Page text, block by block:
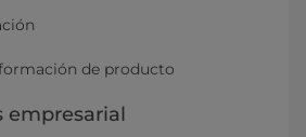
de producto
empresarial